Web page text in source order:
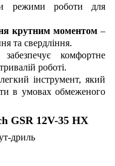
режими роботи для
крутним моментом –
та свердління.
комфортне
роботі.
інструмент, який
в умовах обмеженого
GSR 12V-35 HX
дриль